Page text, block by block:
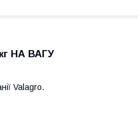
НА ВАГУ
Valagro.